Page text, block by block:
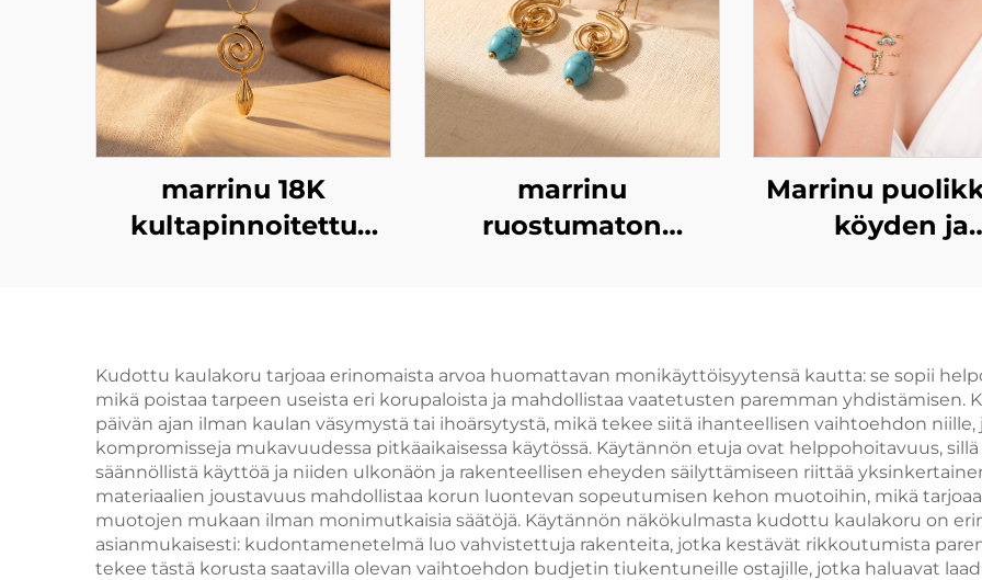
marrinu 18K
kultapinnoitettu
marrinu
ruostumaton
korvakoru BXG-02
Marrinu
köyden ja
Kudottu kaulakoru tarjoaa erinomaista arvoa huomattavan monikäyttöisyytensä kautta: se sopii
mikä poistaa tarpeen useista eri korupaloista ja mahdollistaa vaatetusten paremman yhdistämisen.
päivän ajan ilman kaulan väsymystä tai ihoärsytystä, mikä tekee siitä ihanteellisen vaihtoehdon
kompromisseja mukavuudessa pitkäaikaisessa käytössä. Käytännön etuja ovat helppohoitavuus,
säännöllistä käyttöä ja niiden ulkonäön ja rakenteellisen eheyden säilyttämiseen riittää
materiaalien joustavuus mahdollistaa korun luontevan sopeutumisen kehon muotoihin, mikä
muotojen mukaan ilman monimutkaisia säätöjä. Käytännön näkökulmasta kudottu kaulakoru on
asianmukaisesti: kudontamenetelmä luo vahvistettuja rakenteita, jotka kestävät rikkoutumista
tekee tästä korusta saatavilla olevan vaihtoehdon budjetin tiukentuneille ostajille, jotka haluavat